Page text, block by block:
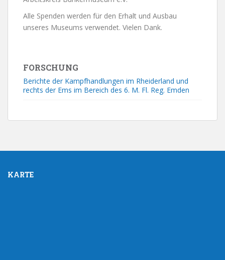
Alle Spenden werden für den Erhalt und Ausbau
unseres Museums verwendet. Vielen Dank.
FORSCHUNG
Berichte der Kampfhandlungen im Rheiderland und
rechts der Ems im Bereich des 6. M. Fl. Reg. Emden
KARTE